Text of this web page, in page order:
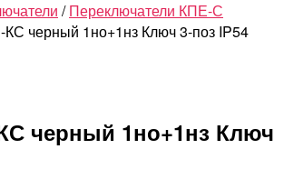
/Переключатели КПЕ-С
черный 1но+1нз Ключ 3-поз IP54
черный 1но+1нз Ключ